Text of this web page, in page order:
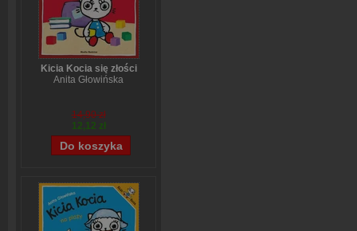
Kicia Kocia się złości
Anita Głowińska
14,90 zł
12,12 zł